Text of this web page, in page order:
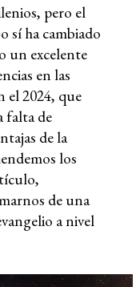
pero el
sí ha cambiado
un excelente
en las
el 2024, que
falta de
de la
los
de una
a nivel